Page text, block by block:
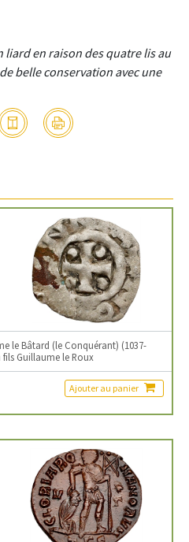
liard en raison des quatre lis au
belle conservation avec une
le Bâtard (le Conquérant) (1037-
fils Guillaume le Roux
Ajouter au panier